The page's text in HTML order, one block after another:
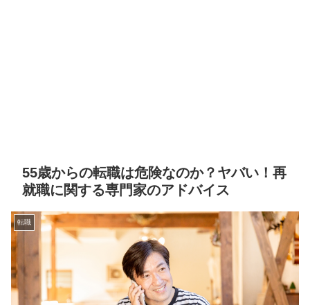
55歳からの転職は危険なのか？ヤバい！再
就職に関する専門家のアドバイス
転職